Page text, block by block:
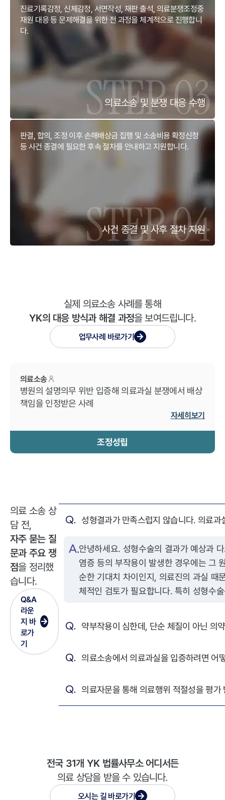
진료기록감정, 신체감정, 서면작성, 재판 출석, 의료분쟁조정중
재원 대응 등 문제해결을 위한 전 과정을 체계적으로 진행합니
다.
의료소송 및 분쟁 대응 수행
판결, 합의, 조정 이후 손해배상금 집행 및 소송비용 확정신청
등 사건 종결에 필요한 후속 절차를 안내하고 지원합니다.
사건 종결 및 사후 절차 지원
실제 의료소송 사례를 통해
YK의 대응 방식과 해결 과정을 보여드립니다.
업무사례 바로가기
의료소송
병원의 설명의무 위반 입증해 의료과실 분쟁에서 배상
책임을 인정받은 사례
자세히보기
조정성립
의료 소송 상
담 전,
자주 묻는 질
문과 주요 쟁
점을 정리했
습니다.
Q&A
라운
지 바
로가
기
안녕하세요. 성형수술의 결과가 예상과 다르거나,
염증 등의 부작용이 발생한 경우에는 그
순한 기대치 차이인지, 의료진의 과실 때
체적인 검토가 필요합니다. 특히 성형수
만큼 ‘의료과실’이 인정되기 위해서는 다
요건들이 충족되어야 합니다. 첫째, 의료진에게 수
가 핵심입니다. 의료기관은 환자에게 시
충분히 설명할 법적 의무가 있으며, 이를
채 수술을 진행했다면 그 자체로 불법행
있습니다. 둘째, 수술 부위에 염증이 발생한 원인
이 환자의 관리 부주의가 아닌 의료진의
미흡, 적절하지 않은 수술 기술 또는 감염
전국 31개 YK 법률사무소 어디서든
의료 상담을 받을 수 있습니다.
오시는 길바로가기